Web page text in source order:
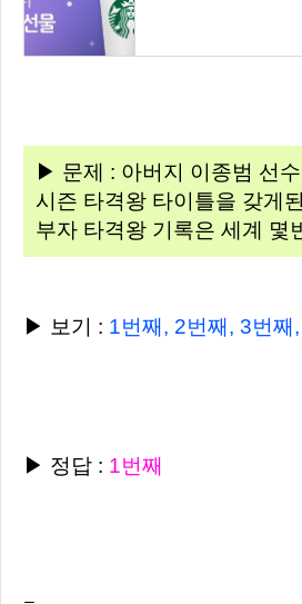
▶ 문제 : 아버지 이종범 선
시즌 타격왕 타이틀을 갖게
부자 타격왕 기록은 세계 몇
▶ 보기 : 1번째, 2번째, 3번째
▶ 정답 : 1번째